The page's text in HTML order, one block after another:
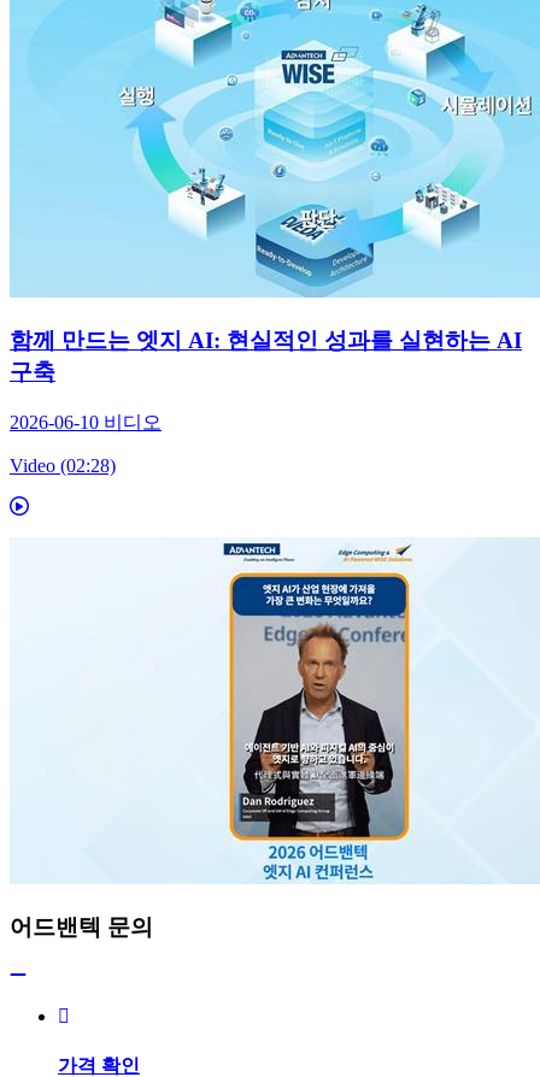
함께 만드는 엣지 AI: 현실적인 성과를 실현하는 AI
구축
2026-06-10 비디오
Video (02:28)
어드밴텍 문의
가격 확인